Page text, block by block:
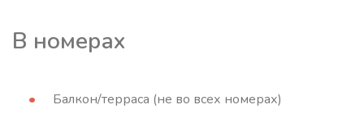
В номерах
Балкон/терраса (не во всех номерах)